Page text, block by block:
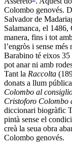
Colombo genovés.
Salvador de
Salamanca, el
manera, fins i tot
l’engròs i sense més
Barabino té eixos
pot anar ni amb
Tant la Raccolta
donats a llum
Colombo al
Cristoforo Colombo
diccionari biogràfic
pintà sense el
creà la seua obra
Colombo genovés.